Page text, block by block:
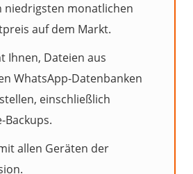
niedrigsten monatlichen
auf dem Markt.
Ihnen, Dateien aus
WhatsApp-Datenbanken
einschließlich
Backups.
allen Geräten der